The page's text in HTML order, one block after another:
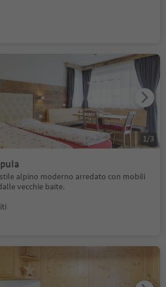
alpino moderno arredato con mobili
vecchie baite.
1/3